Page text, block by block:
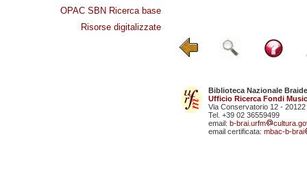
OPAC SBN Ricerca base
Risorse digitalizzate
Biblioteca Nazionale
Ufficio Ricerca Fondi
Via Conservatorio 12 - 20122
Tel. +39 02 36559499
email: b-brai.urfm
email certificata: mbac-b-brai